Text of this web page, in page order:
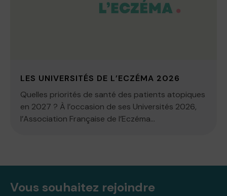
LES UNIVERSITÉS DE L’ECZÉMA 2026
Quelles priorités de santé des patients atopiques
en 2027 ? À l’occasion de ses Universités 2026,
l’Association Française de l’Eczéma...
Vous souhaitez rejoindre